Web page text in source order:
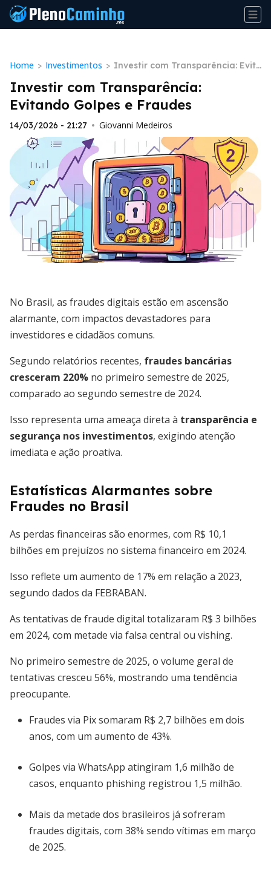
Home > Investimentos > Investir com Transparência: Evit
ando Golpes e Fraudes
Investir com Transparência:
Evitando Golpes e Fraudes
14/03/2026 - 21:27 • Giovanni Medeiros
No Brasil, as fraudes digitais estão em ascensão
alarmante, com impactos devastadores para
investidores e cidadãos comuns.
Segundo relatórios recentes, fraudes bancárias
cresceram 220% no primeiro semestre de 2025,
comparado ao segundo semestre de 2024.
Isso representa uma ameaça direta à transparência e
segurança nos investimentos, exigindo atenção
imediata e ação proativa.
Estatísticas Alarmantes sobre
Fraudes no Brasil
As perdas financeiras são enormes, com R$ 10,1
bilhões em prejuízos no sistema financeiro em 2024.
Isso reflete um aumento de 17% em relação a 2023,
segundo dados da FEBRABAN.
As tentativas de fraude digital totalizaram R$ 3 bilhões
em 2024, com metade via falsa central ou vishing.
No primeiro semestre de 2025, o volume geral de
tentativas cresceu 56%, mostrando uma tendência
preocupante.
Fraudes via Pix somaram R$ 2,7 bilhões em dois
anos, com um aumento de 43%.
Golpes via WhatsApp atingiram 1,6 milhão de
casos, enquanto phishing registrou 1,5 milhão.
Mais da metade dos brasileiros já sofreram
fraudes digitais, com 38% sendo vítimas em março
de 2025.